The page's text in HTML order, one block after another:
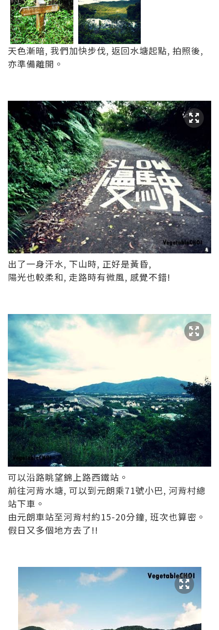
天色漸暗, 我們加快步伐, 返回水塘起點, 拍照後,
亦準備離開。
出了一身汗水, 下山時, 正好是黃昏,
陽光也較柔和, 走路時有微風, 感覺不錯!
可以沿路眺望錦上路西鐵站。
前往河背水塘, 可以到元朗乘71號小巴, 河背村總
站下車。
由元朗車站至河背村約15-20分鐘, 班次也算密。
假日又多個地方去了!!